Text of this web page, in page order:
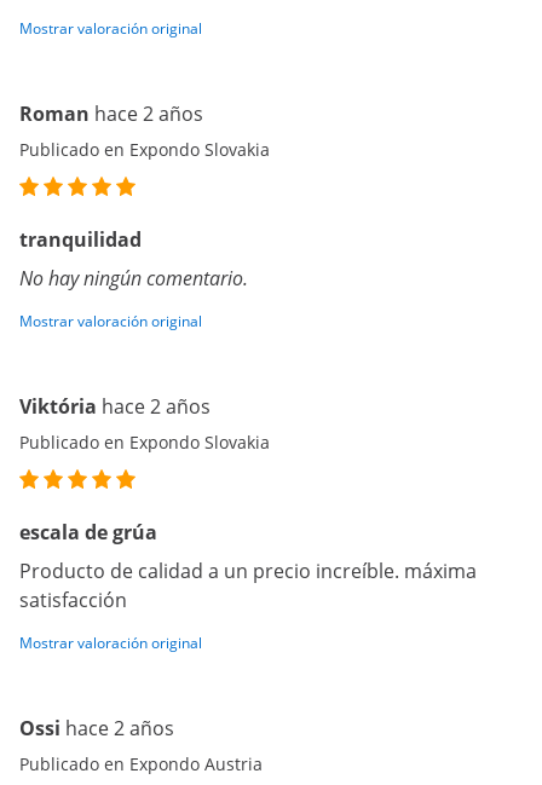
Mostrar valoración original
Roman hace 2 años
Publicado en Expondo Slovakia
tranquilidad
No hay ningún comentario.
Mostrar valoración original
Viktória hace 2 años
Publicado en Expondo Slovakia
escala de grúa
Producto de calidad a un precio increíble. máxima
satisfacción
Mostrar valoración original
Ossi hace 2 años
Publicado en Expondo Austria